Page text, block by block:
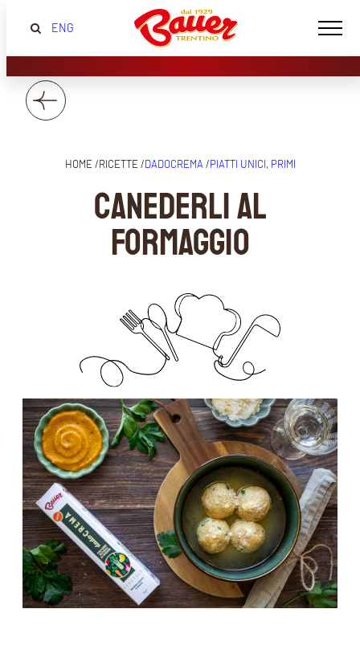
ENG
HOME /RICETTE /DADOCREMA /PIATTI UNICI, PRIMI
CANEDERLI AL
FORMAGGIO